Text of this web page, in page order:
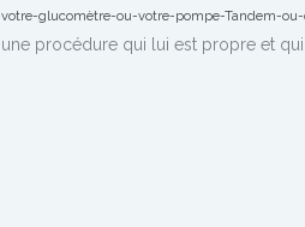
glucomètre-ou-votre-pompe-Tandem-
une procédure qui lui est propre et